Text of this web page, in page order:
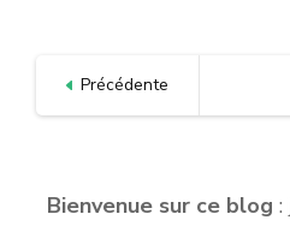
Pagination
des
Précédente
Bienvenue sur ce blog :